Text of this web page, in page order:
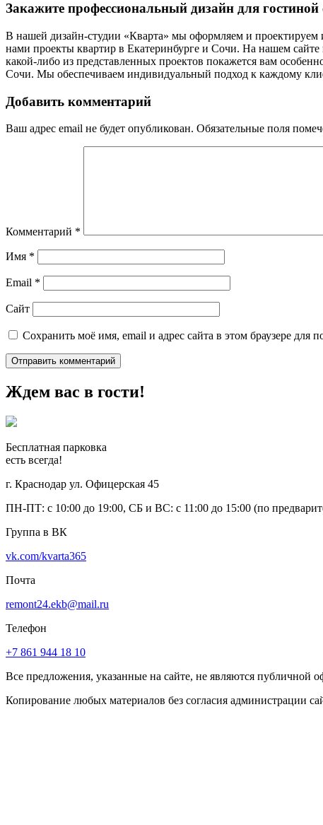
Закажите профессиональный дизайн для
В нашей дизайн-студии «Кварта» мы оформляем и проектируем
нами проекты квартир в Екатеринбурге и Сочи. На нашем
какой-либо из представленных проектов покажется вам
Сочи. Мы обеспечиваем индивидуальный подход к каждому
Добавить комментарий
Ваш адрес email не будет опубликован. Обязательные поля
Комментарий *
Имя *
Email *
Сайт
Сохранить моё имя, email и адрес сайта в этом браузере для
Ждем вас в гости!
Бесплатная парковка
есть всегда!
г. Краснодар ул. Офицерская 45
ПН-ПТ: с 10:00 до 19:00, СБ и ВС: с 11:00 до 15:00 (по
Группа в ВК
vk.com/kvarta365
Почта
remont24.ekb@mail.ru
Телефон
+7 861 944 18 10
Все предложения, указанные на сайте, не являются публичной
Копирование любых материалов без согласия администрации